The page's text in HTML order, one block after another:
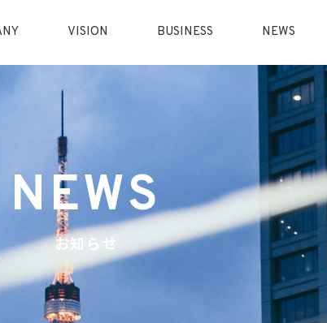
VISION BUSINESS NEWS
NEWS
お知らせ